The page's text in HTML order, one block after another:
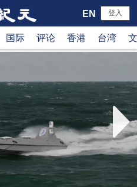
登入
EN
国际 评论 香港 台湾